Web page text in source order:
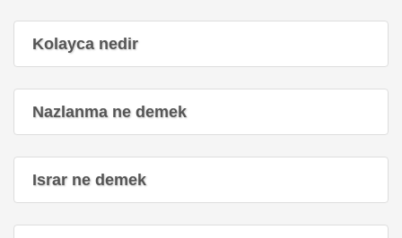
Kolayca nedir
Nazlanma ne demek
Israr ne demek